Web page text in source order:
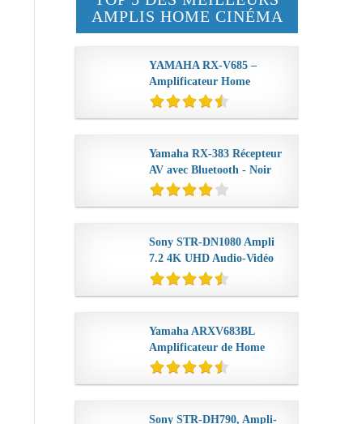
AMPLIS HOME CINÉMA
YAMAHA RX-V685 –
Amplificateur Home
Cinema 150W...
Yamaha RX-383 Récepteur
AV avec Bluetooth - Noir
Sony STR-DN1080 Ampli
7.2 4K UHD Audio-Vidéo
avec...
Yamaha ARXV683BL
Amplificateur de Home
Cinéma...
Sony STR-DH790, Ampli-